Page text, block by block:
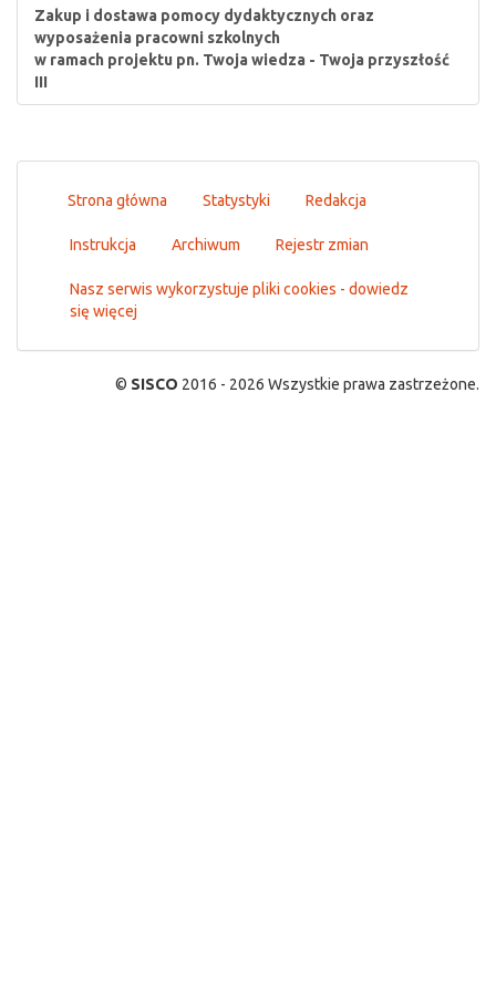
Zakup i dostawa pomocy dydaktycznych oraz
wyposażenia pracowni szkolnych
w ramach projektu pn. Twoja wiedza - Twoja przyszłość
III
Strona główna Statystyki Redakcja
Instrukcja Archiwum Rejestr zmian
Nasz serwis wykorzystuje pliki cookies - dowiedz
się więcej
© SISCO 2016 - 2026 Wszystkie prawa zastrzeżone.